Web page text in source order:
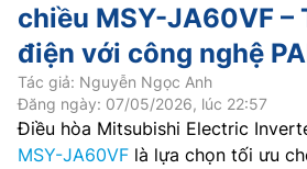
chiều MSY-JA60VF –
điện với công nghệ
Tác giả: Nguyễn Ngọc Anh
Đăng ngày: 07/05/2026, lúc 22:57
Điều hòa Mitsubishi Electric
MSY-JA60VF là lựa chọn tối ưu